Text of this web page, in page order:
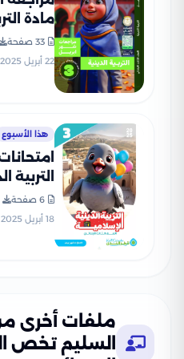
مادة
بصيغة PDF
33 صفحة
22 أبريل 2025
هذا الأسبوع
التربية
PDF بالاجابات
6 صفحة
18 أبريل 2025
ملفات أخرى
السليم تخص